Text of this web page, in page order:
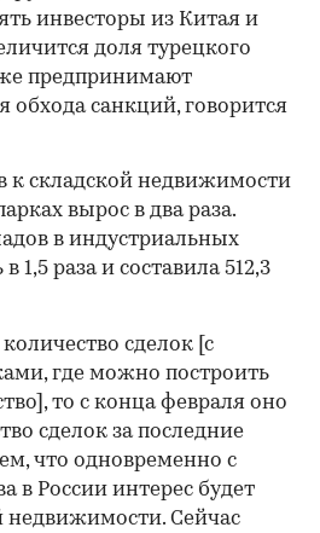
инвесторы из Китая и
доля турецкого
предпринимают
обхода санкций, говорится
к складской недвижимости
вырос в два раза.
в индустриальных
1,5 раза и составила 512,3
сделок [с
где можно построить
то с конца февраля оно
сделок за последние
что одновременно с
в России интерес будет
недвижимости. Сейчас